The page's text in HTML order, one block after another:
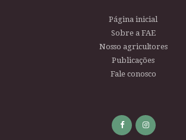
Página inicial
Sobre a FAE
Nosso agricultores
Publicações
Fale conosco